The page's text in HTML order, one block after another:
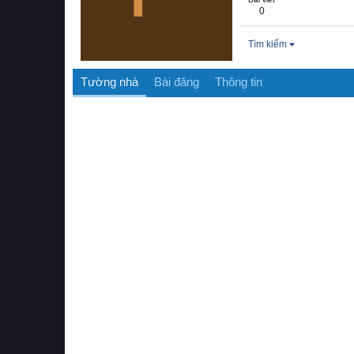
0
Tìm kiếm
Tường nhà Bài đăng Thông tin